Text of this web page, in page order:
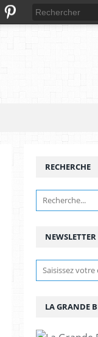
NEWSLETTER
RECHERCHE
LA GRANDE